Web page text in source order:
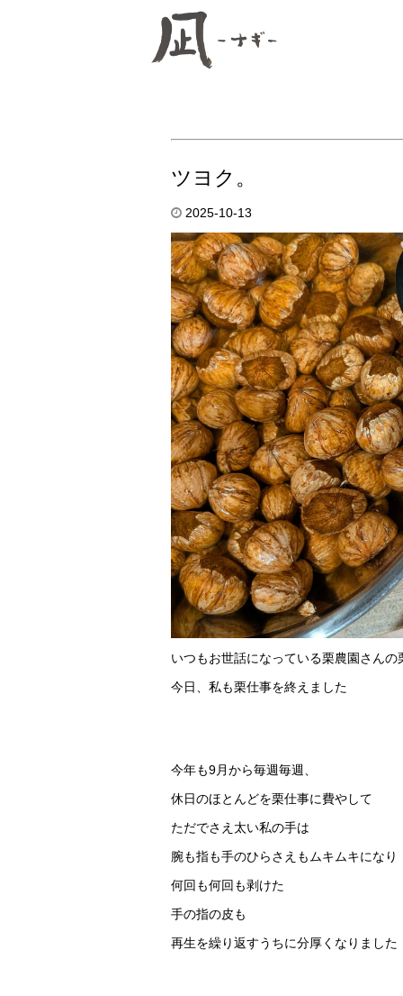
ツヨク。
2025-10-13
いつもお世話になっている栗農園さんの
今日、私も栗仕事を終えました
今年も9月から毎週毎週、
休日のほとんどを栗仕事に費やして
ただでさえ太い私の手は
腕も指も手のひらさえもムキムキになり
何回も何回も剥けた
手の指の皮も
再生を繰り返すうちに分厚くなりました